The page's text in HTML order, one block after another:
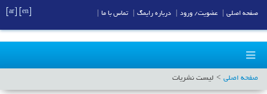
صفحه اصلی لیست نشریات
صفحه اصلی عضویت/ ورود درباره رایمگ تماس با ما